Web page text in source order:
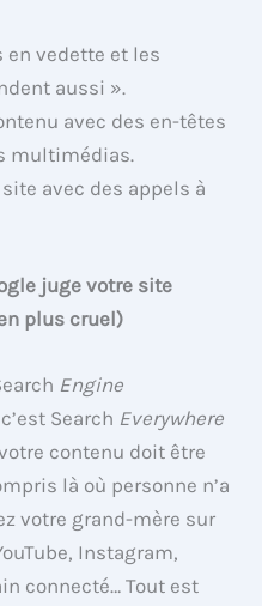
vedette et les
aussi ».
avec des en-têtes
multimédias.
avec des appels à
juge votre site
plus cruel)
Engine
Search Everywhere
contenu doit être
là où personne n’a
votre grand-mère sur
Instagram,
connecté… Tout est